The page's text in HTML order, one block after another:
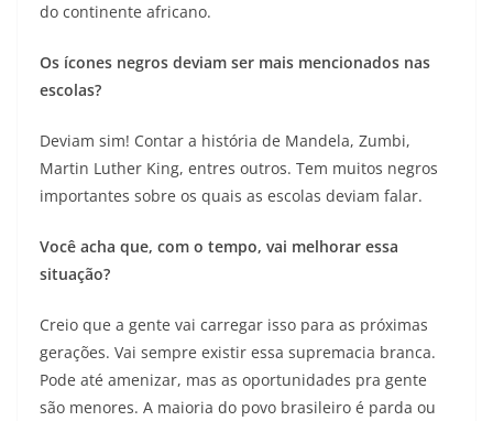
do continente africano.
Os ícones negros deviam ser mais mencionados nas
escolas?
Deviam sim! Contar a história de Mandela, Zumbi,
Martin Luther King, entres outros. Tem muitos negros
importantes sobre os quais as escolas deviam falar.
Você acha que, com o tempo, vai melhorar essa
situação?
Creio que a gente vai carregar isso para as próximas
gerações. Vai sempre existir essa supremacia branca.
Pode até amenizar, mas as oportunidades pra gente
são menores. A maioria do povo brasileiro é parda ou